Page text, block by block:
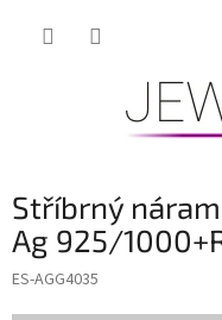
Stříbrný
Ag 925/
ES-AGG4035